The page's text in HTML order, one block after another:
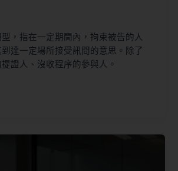
，指在一定期間內，拘束被告的人
達一定場所接受訊問的意思。除了
證人、沒收程序的參與人。